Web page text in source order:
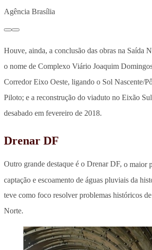
Agência Brasília
Houve, ainda, a conclusão das obras na Saída
o nome de Complexo Viário Joaquim
Corredor Eixo Oeste, ligando o Sol Nascente/
Piloto; e a reconstrução do viaduto no Eixão
desabado em fevereiro de 2018.
Drenar DF
Outro grande destaque é o Drenar DF, o maior
captação e escoamento de águas pluviais da
teve como foco resolver problemas históricos
Norte.